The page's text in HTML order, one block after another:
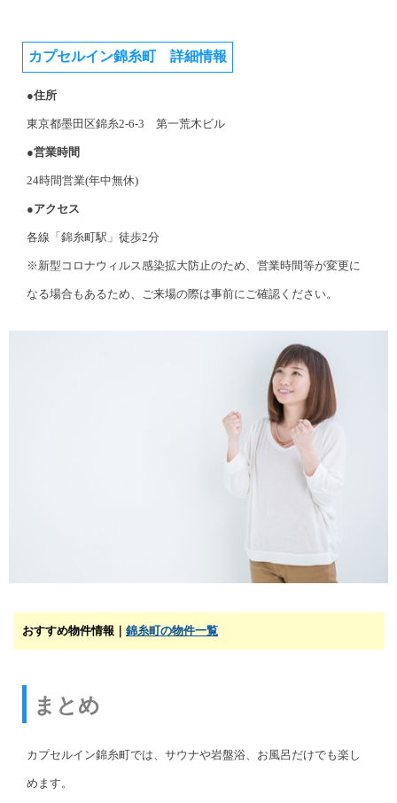
カプセルイン錦糸町 詳細情報
●住所
東京都墨田区錦糸2-6-3 第一荒木ビル
●営業時間
24時間営業(年中無休)
●アクセス
各線「錦糸町駅」徒歩2分
※新型コロナウィルス感染拡大防止のため、営業時間等が変更に
なる場合もあるため、ご来場の際は事前にご確認ください。
おすすめ物件情報｜ 錦糸町の物件一覧
まとめ
カプセルイン錦糸町では、サウナや岩盤浴、お風呂だけでも楽し
めます。